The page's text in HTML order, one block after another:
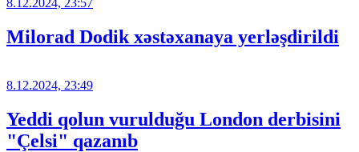
8.12.2024, 23:57
Milorad Dodik xəstəxanaya yerləşdirildi
8.12.2024, 23:49
Yeddi qolun vurulduğu London derbisini
"Çelsi" qazanıb